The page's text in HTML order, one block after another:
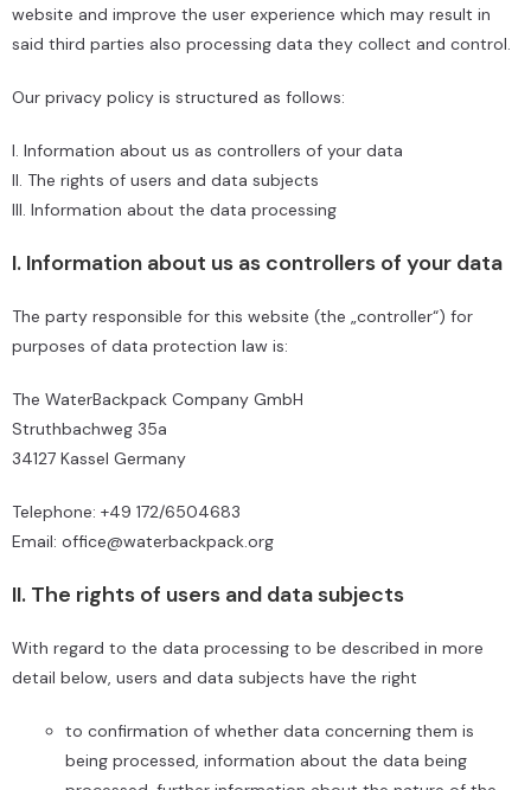
website and improve the user experience which may result in
said third parties also processing data they collect and control.
Our privacy policy is structured as follows:
I. Information about us as controllers of your data
II. The rights of users and data subjects
III. Information about the data processing
I. Information about us as controllers of your data
The party responsible for this website (the „controller“) for
purposes of data protection law is:
The WaterBackpack Company GmbH
Struthbachweg 35a
34127 Kassel Germany
Telephone: +49 172/6504683
Email: office@waterbackpack.org
II. The rights of users and data subjects
With regard to the data processing to be described in more
detail below, users and data subjects have the right
to confirmation of whether data concerning them is
being processed, information about the data being